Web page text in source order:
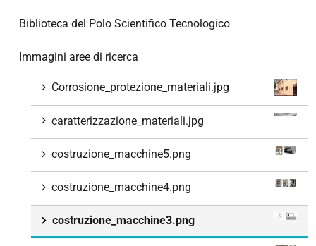
Biblioteca del Polo Scientifico Tecnologico
Immagini aree di ricerca
Corrosione_protezione_materiali.jpg
caratterizzazione_materiali.jpg
costruzione_macchine5.png
costruzione_macchine4.png
costruzione_macchine3.png